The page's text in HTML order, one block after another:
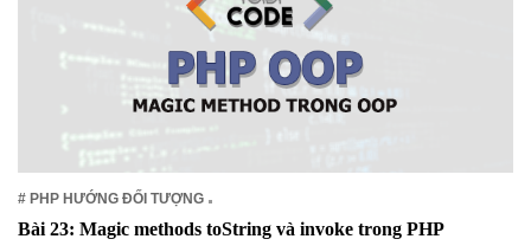
# PHP HƯỚNG ĐỐI TƯỢNG
Bài 23: Magic methods toString và invoke trong PHP